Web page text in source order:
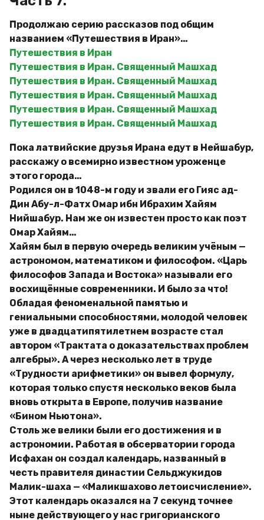
Продолжаю серию рассказов под общим
названием «Путешествия в Иран»…
Путешествия в Иран
Путешествия в Иран. Священный Машхад
Путешествия в Иран. Священный Машхад
Путешествия в Иран. Священный Машхад
Путешествия в Иран. Священный Машхад
Путешествия в Иран. Священный Машхад
Пока латвийские друзья Ирана едут в Нейшабур,
расскажу о всемирно известном уроженце
этого города…
Родился он в 1048-м году и звали его Гияс ад-
Дин Абу-л-Фатх Омар ибн Ибрахим Хайям
Нийшабур. Нам же он известен просто как поэт
Омар Хайям…
Хайям был в первую очередь великим учёным —
астрономом, математиком и философом. «Царь
философов Запада и Востока» называли его
восхищённые современники. И было за что!
Обладая феноменальной памятью и
гениальными способностями, молодой человек
уже в двадцатипятилетнем возрасте стал
автором «Трактата о доказательствах проблем
алгебры». А через несколько лет в труде
«Трудности арифметики» он вывел формулу,
которая только спустя несколько веков была
вновь открыта в Европе, получив название
«Бином Ньютона».
Столь же велики были его достижения и в
астрономии. Работая в обсерватории города
Исфахан он создал календарь, названный в
честь правителя династии Сельджукидов
Малик-шаха — «Маликшахово летоисчисление».
Этот календарь оказался на 7 секунд точнее
ныне действующего у нас григорианского